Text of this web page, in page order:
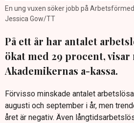
En ung vuxen söker jobb på
Jessica Gow/TT
På ett år har antalet
ökat med 29 procent,
Akademikernas a-kassa.
Förvisso minskade antalet
augusti och september i år, men
året är negativ. Även